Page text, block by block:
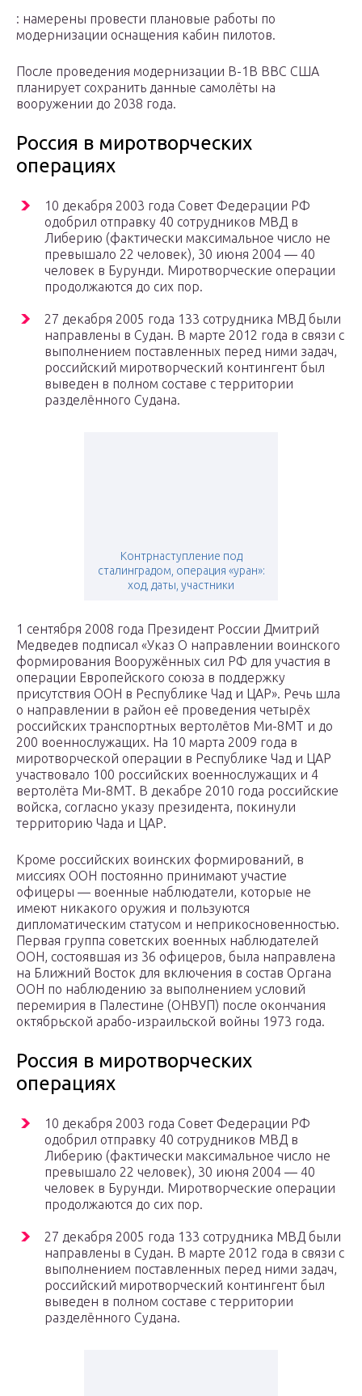
: намерены провести плановые работы по
модернизации оснащения кабин пилотов.
После проведения модернизации B-1B ВВС США
планирует сохранить данные самолёты на
вооружении до 2038 года.
Россия в миротворческих
операциях
10 декабря 2003 года Совет Федерации РФ
одобрил отправку 40 сотрудников МВД в
Либерию (фактически максимальное число не
превышало 22 человек), 30 июня 2004 — 40
человек в Бурунди. Миротворческие операции
продолжаются до сих пор.
27 декабря 2005 года 133 сотрудника МВД были
направлены в Судан. В марте 2012 года в связи с
выполнением поставленных перед ними задач,
российский миротворческий контингент был
выведен в полном составе с территории
разделённого Судана.
Контрнаступление под
сталинградом, операция «уран»:
ход, даты, участники
1 сентября 2008 года Президент России Дмитрий
Медведев подписал «Указ О направлении воинского
формирования Вооружённых сил РФ для участия в
операции Европейского союза в поддержку
присутствия ООН в Республике Чад и ЦАР». Речь шла
о направлении в район её проведения четырёх
российских транспортных вертолётов Ми-8МТ и до
200 военнослужащих. На 10 марта 2009 года в
миротворческой операции в Республике Чад и ЦАР
участвовало 100 российских военнослужащих и 4
вертолёта Ми-8МТ. В декабре 2010 года российские
войска, согласно указу президента, покинули
территорию Чада и ЦАР.
Кроме российских воинских формирований, в
миссиях ООН постоянно принимают участие
офицеры — военные наблюдатели, которые не
имеют никакого оружия и пользуются
дипломатическим статусом и неприкосновенностью.
Первая группа советских военных наблюдателей
ООН, состоявшая из 36 офицеров, была направлена
на Ближний Восток для включения в состав Органа
ООН по наблюдению за выполнением условий
перемирия в Палестине (ОНВУП) после окончания
октябрьской арабо-израильской войны 1973 года.
Россия в миротворческих
операциях
10 декабря 2003 года Совет Федерации РФ
одобрил отправку 40 сотрудников МВД в
Либерию (фактически максимальное число не
превышало 22 человек), 30 июня 2004 — 40
человек в Бурунди. Миротворческие операции
продолжаются до сих пор.
27 декабря 2005 года 133 сотрудника МВД были
направлены в Судан. В марте 2012 года в связи с
выполнением поставленных перед ними задач,
российский миротворческий контингент был
выведен в полном составе с территории
разделённого Судана.